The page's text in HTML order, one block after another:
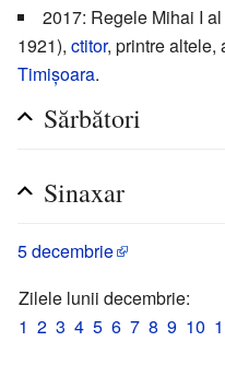
2017: Regele Mihai I
1921), ctitor, printre altele,
Timișoara.
Sărbători
Sinaxar
5 decembrie
Zilele lunii decembrie:
1 2 3 4 5 6 7 8 9 10